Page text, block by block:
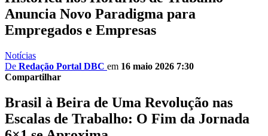
Anuncia Novo Paradigma para
Empregados e Empresas
Notícias
De Redação Portal DBC em 16 maio 2026 7:30
Compartilhar
Brasil à Beira de Uma Revolução nas
Escalas de Trabalho: O Fim da Jornada